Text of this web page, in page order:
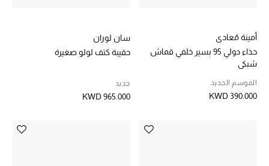
هدايا للنساء
ركن الفخامة
أمينة مُعادي
حذاء دولي 95 بسير خلفي قماش
شبكي
الموسم الجديد
KWD 390.000
سان لوران
حقيبة كتف لولو صغيرة
جديد
KWD 965.000